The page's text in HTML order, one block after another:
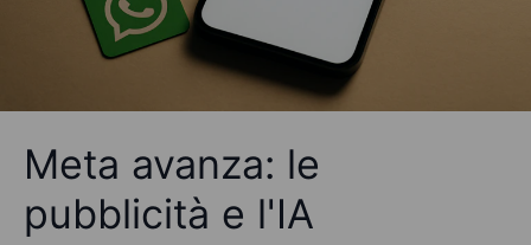
Meta avanza: le
pubblicità e l'IA